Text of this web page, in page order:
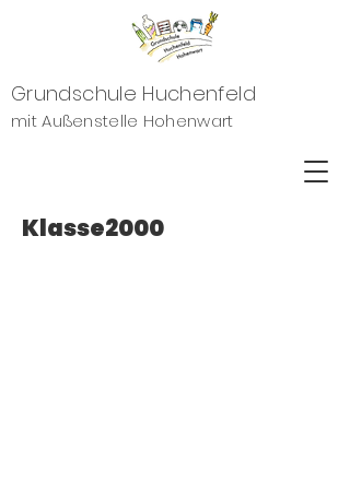
Grundschule Huchenfeld
mit Außenstelle Hohenwart
Klasse2000